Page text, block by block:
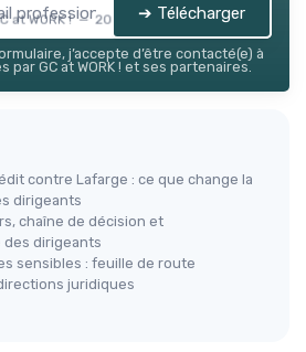
at WORK ! — 2026 ➔ Télécharger
j’accepte d’être contacté(e) à
par GC at WORK ! et ses partenaires.
contre Lafarge : ce que change la
dirigeants
chaîne de décision et
dirigeants
sensibles : feuille de route
juridiques